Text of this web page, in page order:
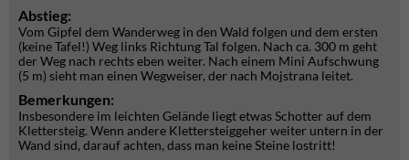
Abstieg:
Vom Gipfel dem Wanderweg in den Wald folgen und dem ersten
(keine Tafel!) Weg links Richtung Tal folgen. Nach ca. 300 m geht
der Weg nach rechts eben weiter. Nach einem Mini Aufschwung
(5 m) sieht man einen Wegweiser, der nach Mojstrana leitet.
Bemerkungen:
Insbesondere im leichten Gelände liegt etwas Schotter auf dem
Klettersteig. Wenn andere Klettersteiggeher weiter untern in der
Wand sind, darauf achten, dass man keine Steine lostritt!